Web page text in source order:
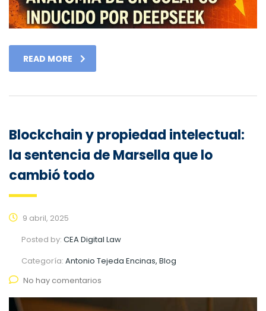
READ MORE
Blockchain y propiedad intelectual:
la sentencia de Marsella que lo
cambió todo
9 abril, 2025
Posted by: CEA Digital Law
Categoría: Antonio Tejeda Encinas, Blog
No hay comentarios